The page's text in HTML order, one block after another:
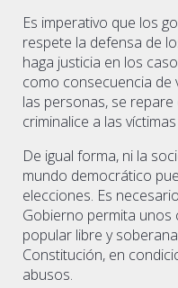
Es imperativo que los
respete la defensa de
haga justicia en los
como consecuencia de
las personas, se
criminalice a las
De igual forma, ni la
mundo democrático
elecciones. Es
Gobierno permita unos
popular libre y
Constitución, en
abusos.